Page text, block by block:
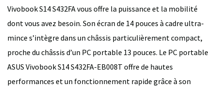
Vivobook S14 S432FA vous offre la puissance et la mobilité
dont vous avez besoin. Son écran de 14 pouces à cadre ultra-
mince s’intègre dans un châssis particulièrement compact,
proche du châssis d’un PC portable 13 pouces. Le PC portable
ASUS Vivobook S14 S432FA-EB008T offre de hautes
performances et un fonctionnement rapide grâce à son